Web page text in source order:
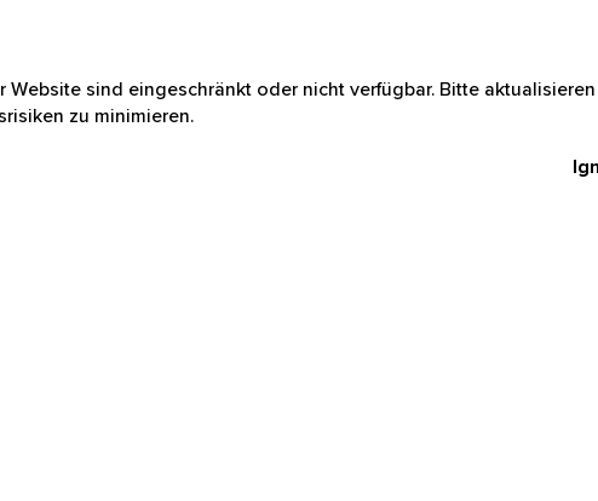
sind eingeschränkt oder nicht verfügbar. Bitte aktualisieren
zu minimieren.